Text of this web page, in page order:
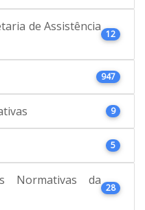
de Assistência
12
947
9
5
Normativas da
28